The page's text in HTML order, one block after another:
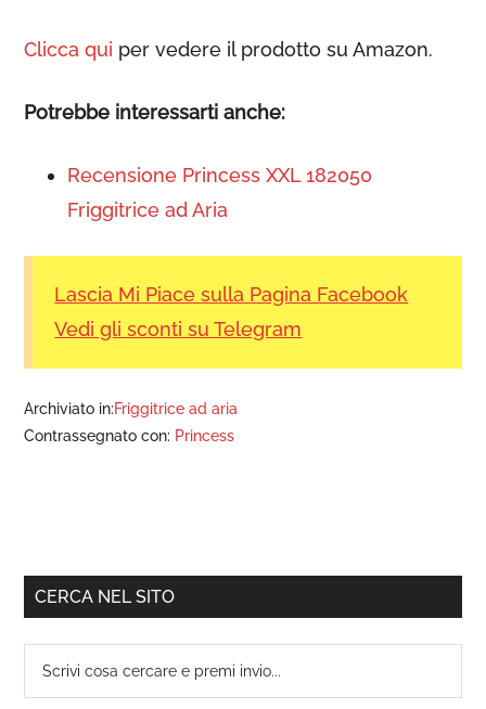
Clicca qui per vedere il prodotto su Amazon.
Potrebbe interessarti anche:
Recensione Princess XXL 182050
Friggitrice ad Aria
Lascia Mi Piace sulla Pagina Facebook
Vedi gli sconti su Telegram
Archiviato in:Friggitrice ad aria
Contrassegnato con: Princess
Barra
laterale
primaria
CERCA NEL SITO
Scrivi
cosa